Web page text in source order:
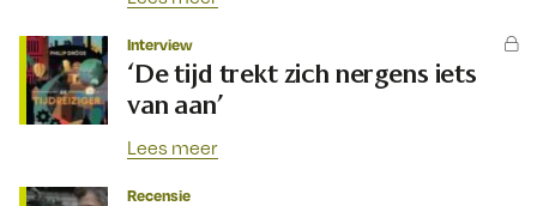
Interview
‘De tijd trekt zich nergens iets
van aan’
Lees meer
Recensie